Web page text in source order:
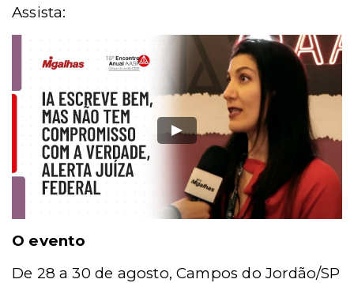
Assista:
O evento
De 28 a 30 de agosto, Campos do Jordão/SP